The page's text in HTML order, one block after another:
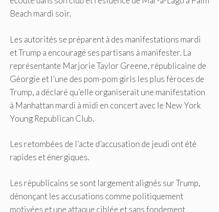
Beach mardi soir.
Les autorités se préparent à des manifestations mardi
et Trump a encouragé ses partisans à manifester. La
représentante Marjorie Taylor Greene, républicaine de
Géorgie et l’une des pom-pom girls les plus féroces de
Trump, a déclaré qu’elle organiserait une manifestation
à Manhattan mardi à midi en concert avec le New York
Young Republican Club.
Les retombées de l’acte d’accusation de jeudi ont été
rapides et énergiques.
Les républicains se sont largement alignés sur Trump,
dénonçant les accusations comme politiquement
motivées et une attaque ciblée et sans fondement